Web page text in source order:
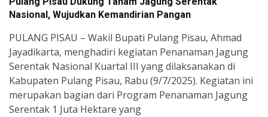
Nasional, Wujudkan Kemandirian Pangan
PULANG PISAU – Wakil Bupati Pulang Pisau, Ahmad
Jayadikarta, menghadiri kegiatan Penanaman Jagung
Serentak Nasional Kuartal III yang dilaksanakan di
Kabupaten Pulang Pisau, Rabu (9/7/2025). Kegiatan ini
merupakan bagian dari Program Penanaman Jagung
Serentak 1 Juta Hektare yang